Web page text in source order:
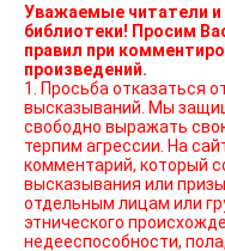
Уважаемые читатели и
библиотеки! Просим
правил при
произведений.
1. Просьба отказаться
высказываний. Мы защищаем право наших читателей
свободно выражать
терпим агрессии. На
комментарий, который
высказывания или
отдельным лицам или
этнического
недееспособности,